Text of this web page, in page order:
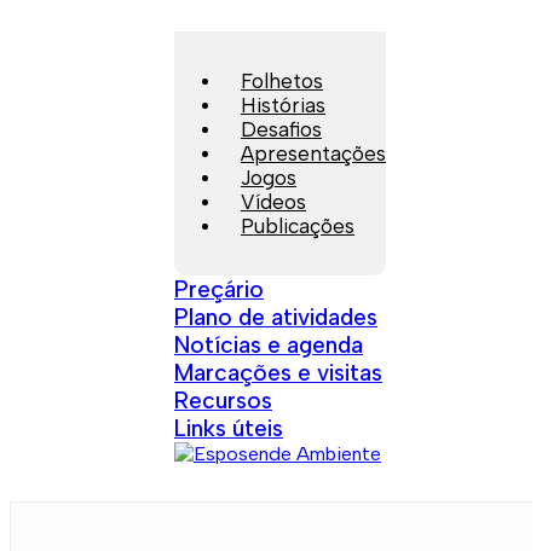
Folhetos
Histórias
Desafios
Apresentações
Jogos
Vídeos
Publicações
Preçário
Plano de atividades
Notícias e agenda
Marcações e visitas
Recursos
Links úteis